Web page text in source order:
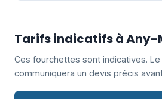
Tarifs indicatifs à
Ces fourchettes sont indicatives.
communiquera un devis précis